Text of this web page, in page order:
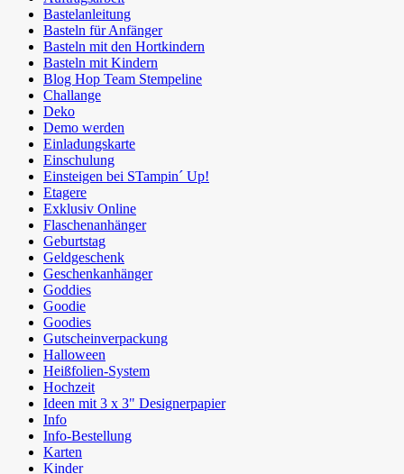
Bastelanleitung
Basteln für Anfänger
Basteln mit den Hortkindern
Basteln mit Kindern
Blog Hop Team Stempeline
Challange
Deko
Demo werden
Einladungskarte
Einschulung
Einsteigen bei STampin´ Up!
Etagere
Exklusiv Online
Flaschenanhänger
Geburtstag
Geldgeschenk
Geschenkanhänger
Goddies
Goodie
Goodies
Gutscheinverpackung
Halloween
Heißfolien-System
Hochzeit
Ideen mit 3 x 3" Designerpapier
Info
Info-Bestellung
Karten
Kinder